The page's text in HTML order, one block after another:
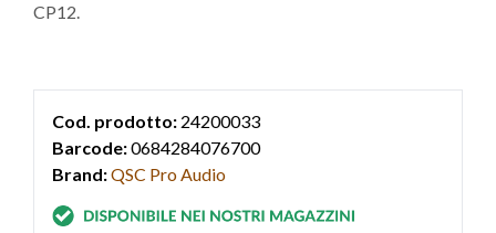
CP12.
Cod. prodotto: 24200033
Barcode:0684284076700
Brand:QSC Pro Audio